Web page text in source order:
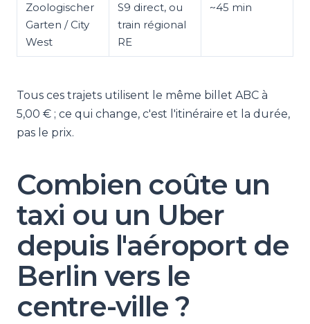
Zoologischer
Garten / City
West
S9 direct, ou
train régional
RE
~45 min
Tous ces trajets utilisent le même billet ABC à
5,00 € ; ce qui change, c'est l'itinéraire et la durée,
pas le prix.
Combien coûte un
taxi ou un Uber
depuis l'aéroport de
Berlin vers le
centre-ville ?